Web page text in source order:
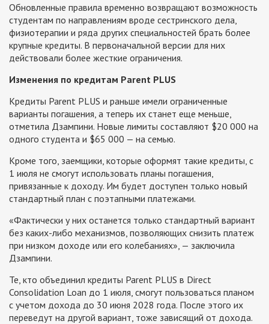
Обновленные правила временно возвращают возможность
студентам по направлениям вроде сестринского дела,
физиотерапии и ряда других специальностей брать более
крупные кредиты. В первоначальной версии для них
действовали более жесткие ограничения.
Изменения по кредитам Parent PLUS
Кредиты Parent PLUS и раньше имели ограниченные
варианты погашения, а теперь их станет еще меньше,
отметила Дзампини. Новые лимиты составляют $20 000 на
одного студента и $65 000 — на семью.
Кроме того, заемщики, которые оформят такие кредиты, с
1 июля не смогут использовать планы погашения,
привязанные к доходу. Им будет доступен только новый
стандартный план с поэтапными платежами.
«Фактически у них останется только стандартный вариант
без каких-либо механизмов, позволяющих снизить платеж
при низком доходе или его колебаниях», — заключила
Дзампини.
Те, кто объединил кредиты Parent PLUS в Direct
Consolidation Loan до 1 июля, смогут пользоваться планом
с учетом дохода до 30 июня 2028 года. После этого их
переведут на другой вариант, тоже зависящий от дохода.